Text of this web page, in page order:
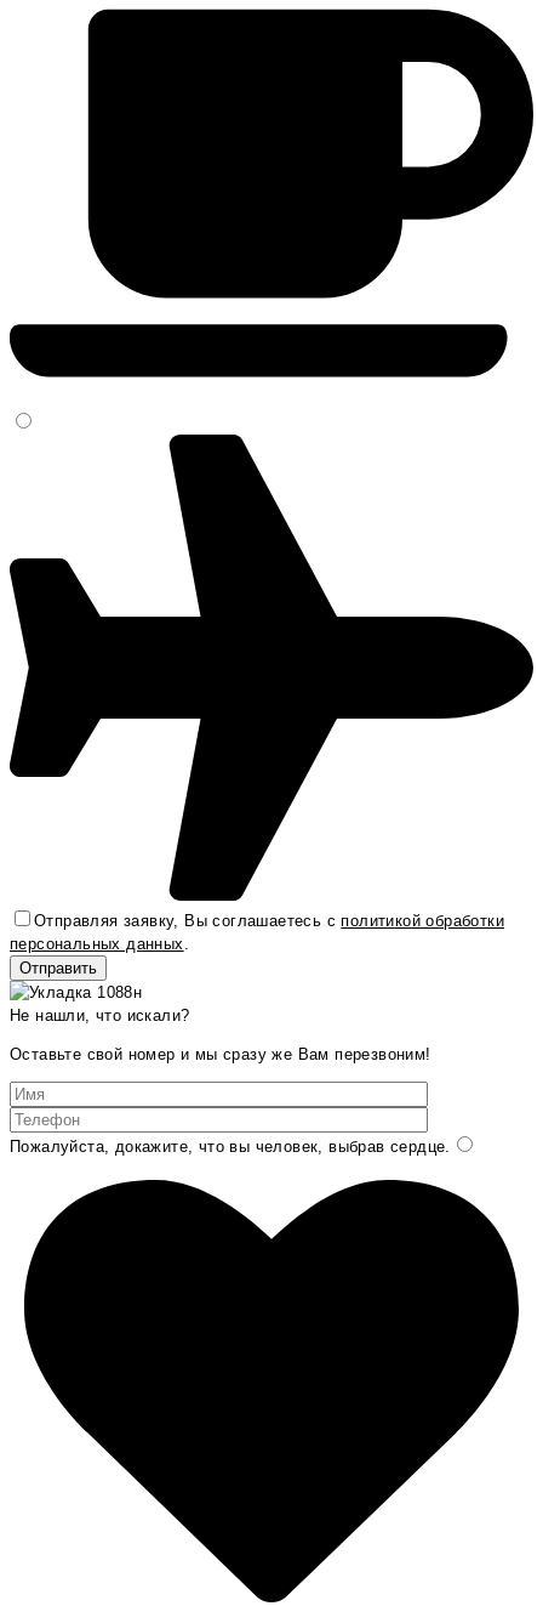
Отправляя заявку, Вы соглашаетесь сполитикой обработки
персональных данных
Не нашли, что искали?
Оставьте свой номер и мы сразу же Вам перезвоним!
Пожалуйста, докажите, что вы человек, выбрав сердце